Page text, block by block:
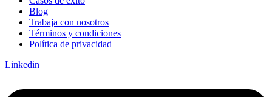
Blog
Trabaja con nosotros
Términos y condiciones
Política de privacidad
Linkedin